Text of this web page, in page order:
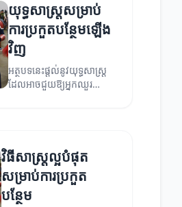
យុទ្ធសាស្ត្រសម្រាប់
ការប្រកួតបន្ថែមឡើង
វិញ
អត្ថបទនេះផ្តល់នូវយុទ្ធសាស្ត្រ
ដែលអាចជួយឱ្យអ្នកឈួរ
វិធីសាស្ត្រល្អបំផុត
សម្រាប់ការប្រកួត
បន្ថែម